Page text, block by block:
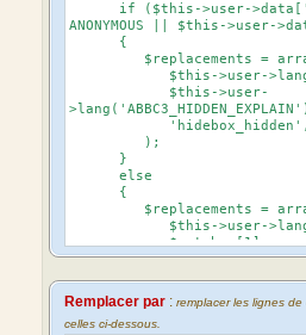
if ($this->user-
ANONYMOUS || $this->user-
{
$replacements =
$this->user-
$this->user-
'hidebox_hidden',
);
}
else
{
$replacements =
$this->user-
$matches[1],
}
Remplacer par : remplacer les lignes
celles ci-dessous.